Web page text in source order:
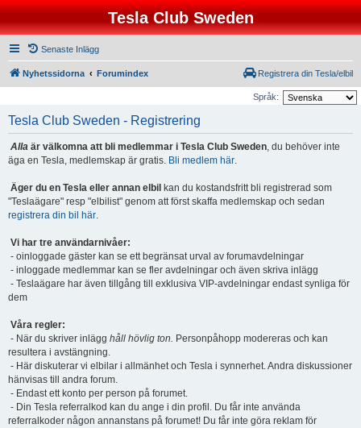
Tesla Club Sweden
Senaste Inlägg
Nyhetssidorna Forumindex Registrera din Tesla/elbil
Språk:
Tesla Club Sweden - Registrering
Alla är välkomna att bli medlemmar i Tesla Club Sweden, du behöver inte
äga en Tesla, medlemskap är gratis. Bli medlem här.
Äger du en Tesla eller annan elbil kan du kostandsfritt bli registrerad som
"Teslaägare" resp "elbilist" genom att först skaffa medlemskap och sedan
registrera din bil här.
Vi har tre användarnivåer:
- oinloggade gäster kan se ett begränsat urval av forumavdelningar
- inloggade medlemmar kan se fler avdelningar och även skriva inlägg
- Teslaägare har även tillgång till exklusiva VIP-avdelningar endast synliga för
dem
Våra regler:
- När du skriver inlägg håll hövlig ton. Personpåhopp modereras och kan
resultera i avstängning.
- Här diskuterar vi elbilar i allmänhet och Tesla i synnerhet. Andra diskussioner
hänvisas till andra forum.
- Endast ett konto per person på forumet.
- Din Tesla referralkod kan du ange i din profil. Du får inte använda
referralkoder någon annanstans på forumet! Du får inte göra reklam för